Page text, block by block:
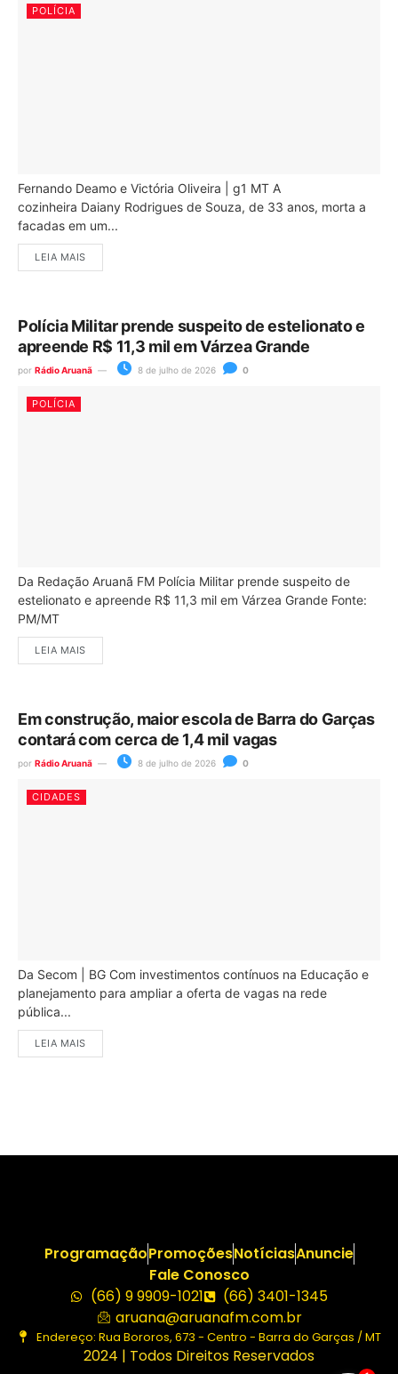
POLÍCIA
Fernando Deamo e Victória Oliveira | g1 MT A
cozinheira Daiany Rodrigues de Souza, de 33 anos, morta a
facadas em um...
LEIA MAIS
Polícia Militar prende suspeito de estelionato e
apreende R$ 11,3 mil em Várzea Grande
por Rádio Aruanã 8 de julho de 2026 0
POLÍCIA
Da Redação Aruanã FM Polícia Militar prende suspeito de
estelionato e apreende R$ 11,3 mil em Várzea Grande Fonte:
PM/MT
LEIA MAIS
Em construção, maior escola de Barra do Garças
contará com cerca de 1,4 mil vagas
por Rádio Aruanã 8 de julho de 2026 0
CIDADES
Da Secom | BG Com investimentos contínuos na Educação e
planejamento para ampliar a oferta de vagas na rede
pública...
LEIA MAIS
ProgramaçãoPromoçõesNotíciasAnuncie
Fale Conosco
(66) 9 9909-1021
(66) 3401-1345
aruana@aruanafm.com.br
Endereço: Rua Bororos, 673 - Centro - Barra do Garças / MT
2024 | Todos Direitos Reservados